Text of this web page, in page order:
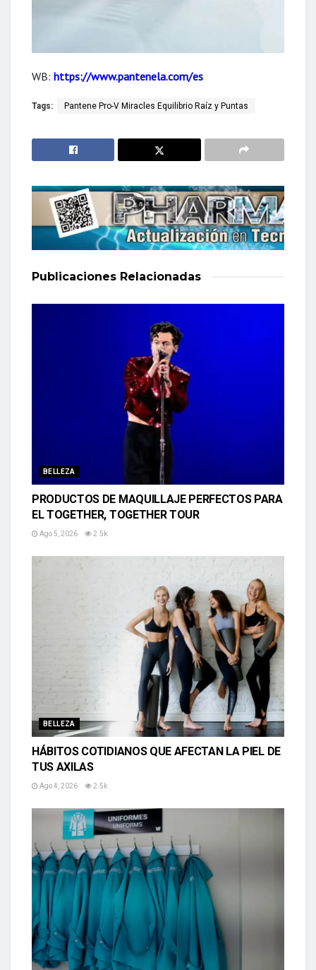
WB: https://www.pantenela.com/es
Tags: Pantene Pro-V Miracles Equilibrio Raíz y Puntas
Publicaciones Relacionadas
BELLEZA
PRODUCTOS DE MAQUILLAJE PERFECTOS PARA
EL TOGETHER, TOGETHER TOUR
Ago 5, 2026 2.5k
BELLEZA
HÁBITOS COTIDIANOS QUE AFECTAN LA PIEL DE
TUS AXILAS
Ago 4, 2026 2.5k